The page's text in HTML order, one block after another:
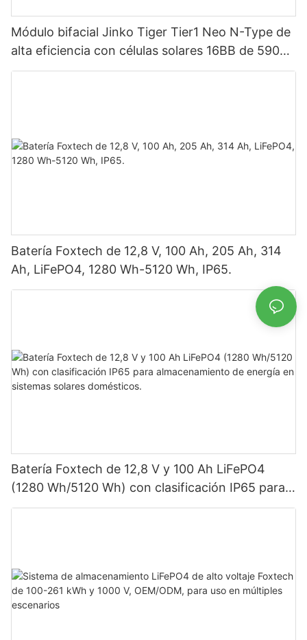
Módulo bifacial Jinko Tiger Tier1 Neo N-Type de
alta eficiencia con células solares 16BB de 590
vatios, 620 vatios, 630 vatios y 650 vatios con
Batería Foxtech de 12,8 V, 100 Ah, 205 Ah, 314
Ah, LiFePO4, 1280 Wh-5120 Wh, IP65.
Batería Foxtech de 12,8 V y 100 Ah LiFePO4
(1280 Wh/5120 Wh) con clasificación IP65 para
almacenamiento de energía en sistemas solares